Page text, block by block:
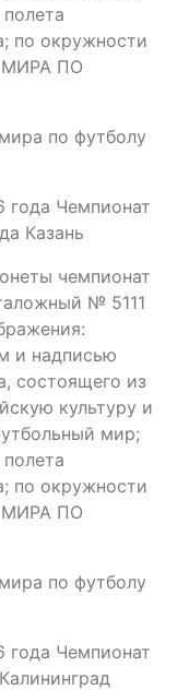
по окружности
МИРА ПО
года Чемпионат
Казань
чемпионат
№ 5111
и надписью
состоящего из
культуру и
мир;
по окружности
МИРА ПО
года Чемпионат